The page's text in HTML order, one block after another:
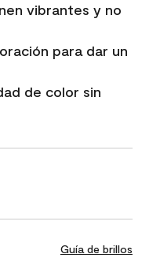
vibrantes y no
para dar un
de color sin
Guía de brillos